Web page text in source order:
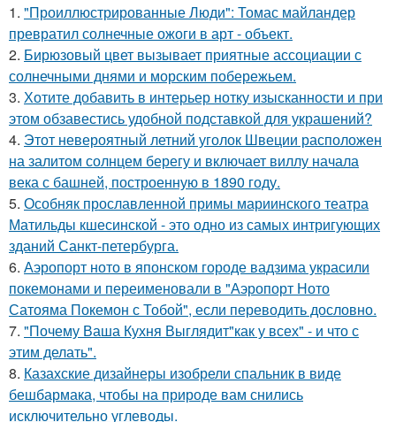
1. "Проиллюстрированные Люди": Томас майландер
превратил солнечные ожоги в арт - объект.
2. Бирюзовый цвет вызывает приятные ассоциации с
солнечными днями и морским побережьем.
3. Хотите добавить в интерьер нотку изысканности и при
этом обзавестись удобной подставкой для украшений?
4. Этот невероятный летний уголок Швеции расположен
на залитом солнцем берегу и включает виллу начала
века с башней, построенную в 1890 году.
5. Особняк прославленной примы мариинского театра
Матильды кшесинской - это одно из самых интригующих
зданий Санкт-петербурга.
6. Аэропорт ното в японском городе вадзима украсили
покемонами и переименовали в "Аэропорт Ното
Сатояма Покемон с Тобой", если переводить дословно.
7. "Почему Ваша Кухня Выглядит"как у всех" - и что с
этим делать".
8. Казахские дизайнеры изобрели спальник в виде
бешбармака, чтобы на природе вам снились
исключительно углеводы.